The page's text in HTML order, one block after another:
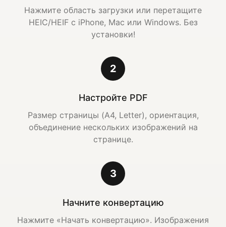
Нажмите область загрузки или перетащите
HEIC/HEIF с iPhone, Mac или Windows. Без
установки!
2
Настройте PDF
Размер страницы (A4, Letter), ориентация,
объединение нескольких изображений на
странице.
3
Начните конвертацию
Нажмите «Начать конвертацию». Изображения